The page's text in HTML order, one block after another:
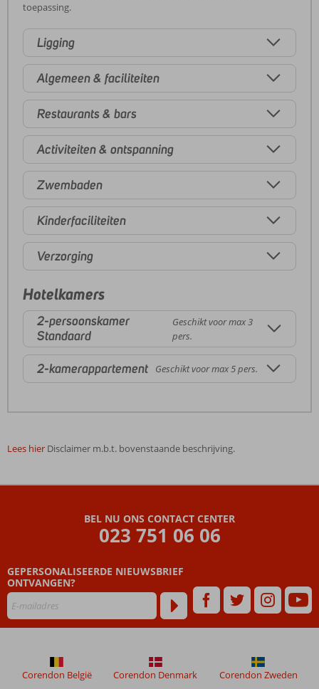
toepassing.
Ligging
Algemeen & faciliteiten
Restaurants & bars
Activiteiten & ontspanning
Zwembaden
Kinderfaciliteiten
Verzorging
Hotelkamers
2-persoonskamer
Standaard
Geschikt voor max 3
pers.
2-kamerappartement Geschikt voor max 5 pers.
Lees hier Disclaimer m.b.t. bovenstaande beschrijving.
na
hun
verblijf
in
BEL NU ONS CONTACT CENTER
023 751 06 06
GEPERSONALISEERDE NIEUWSBRIEF
ONTVANGEN?
Corendon België Corendon Denmark Corendon Zweden